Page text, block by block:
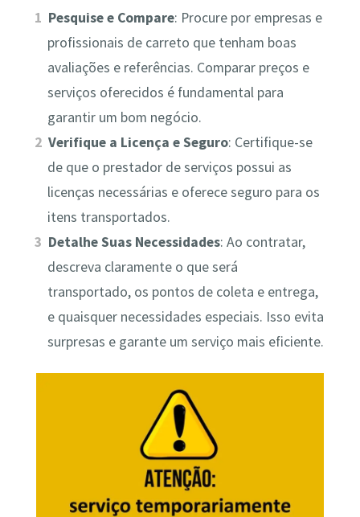
Pesquise e Compare: Procure por empresas e
profissionais de carreto que tenham boas
avaliações e referências. Comparar preços e
serviços oferecidos é fundamental para
garantir um bom negócio.
Verifique a Licença e Seguro: Certifique-se
de que o prestador de serviços possui as
licenças necessárias e oferece seguro para os
itens transportados.
Detalhe Suas Necessidades: Ao contratar,
descreva claramente o que será
transportado, os pontos de coleta e entrega,
e quaisquer necessidades especiais. Isso evita
surpresas e garante um serviço mais eficiente.